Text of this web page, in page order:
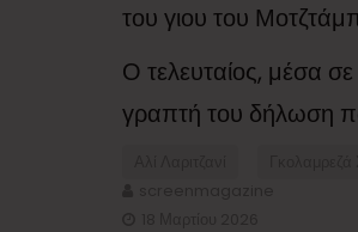
του γιου του
Ο τελευταίος, μέσα
γραπτή του δήλωση